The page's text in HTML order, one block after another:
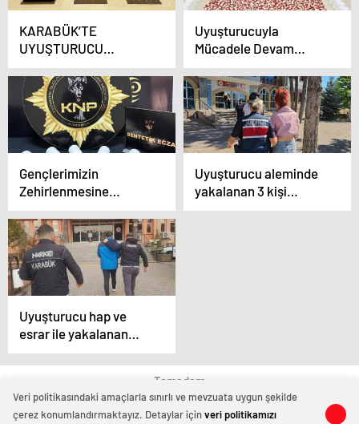
KARABÜK’TE
UYUŞTURUCU
OPERASYONLARI
Uyuşturucuyla
Mücadele Devam
Ediyor
Gençlerimizin
Zehirlenmesine
Müsaade
Etmeyeceğiz.
Uyuşturucu aleminde
yakalanan 3 kişi
tutuklandı
Uyuşturucu hap ve
esrar ile yakalanan
şüpheli adliyede
Temadam
Veri politikasındaki amaçlarla sınırlı ve mevzuata uygun şekilde
çerez konumlandırmaktayız. Detaylar içinveri politikamızı